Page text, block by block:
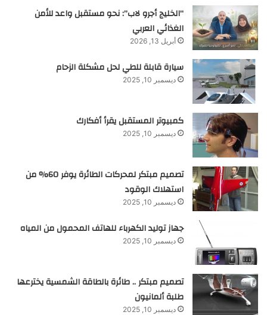
“الخليج أجرو لاب”: نحو مستقبل واعد للأمن
الغذائي العربي
أبريل 13, 2026
سيارة قابلة للطي لحل مشكلة الزحام
ديسمبر 10, 2025
كمبيوتر المستقبل يقرأ أفكارك
ديسمبر 10, 2025
تصميم مبتكر لمحركات الطائرة يوفر 60% من
استهلاك الوقود
ديسمبر 10, 2025
جهاز توليد الكهرباء للهاتف المحمول من المياه
ديسمبر 10, 2025
تصميم مبتكر .. طائرة بالطاقة الشمسية يخترعها
طلبة ألمانيون
ديسمبر 10, 2025